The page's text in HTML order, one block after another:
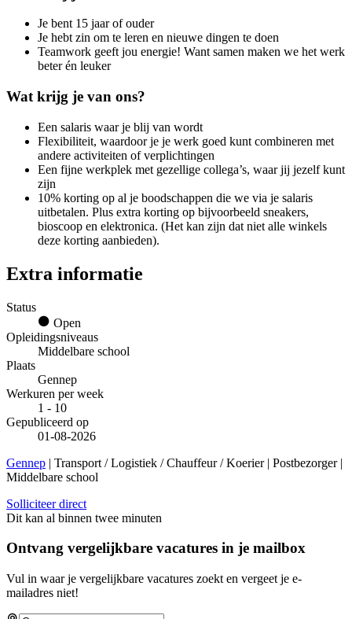
Je bent 15 jaar of ouder
Je hebt zin om te leren en nieuwe dingen te doen
Teamwork geeft jou energie! Want samen maken we het werk
beter én leuker
Wat krijg je van ons?
Een salaris waar je blij van wordt
Flexibiliteit, waardoor je je werk goed kunt combineren met
andere activiteiten of verplichtingen
Een fijne werkplek met gezellige collega’s, waar jij jezelf kunt
zijn
10% korting op al je boodschappen die we via je salaris
uitbetalen. Plus extra korting op bijvoorbeeld sneakers,
bioscoop en elektronica. (Het kan zijn dat niet alle winkels
deze korting aanbieden).
Extra informatie
Status
Open
Opleidingsniveaus
Middelbare school
Plaats
Gennep
Werkuren per week
1 - 10
Gepubliceerd op
01-08-2026
Gennep | Transport / Logistiek / Chauffeur / Koerier | Postbezorger |
Middelbare school
Solliciteer direct
Dit kan al binnen twee minuten
Ontvang vergelijkbare vacatures in je mailbox
Vul in waar je vergelijkbare vacatures zoekt en vergeet je e-
mailadres niet!